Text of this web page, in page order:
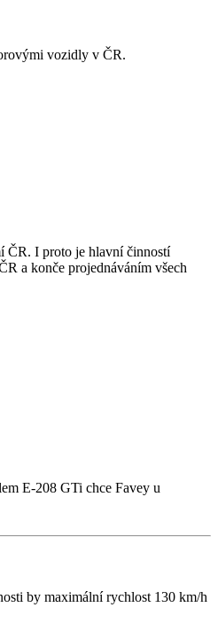
vozidly v ČR.
ČR. I proto je hlavní činností
a konče projednáváním všech
E-208 GTi chce Favey u
by maximální rychlost 130 km/h